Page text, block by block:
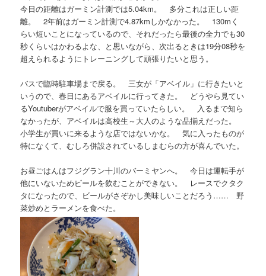
今日の距離はガーミン計測では5.04km。 多分これは正しい距
離。 2年前はガーミン計測で4.87kmしかなかった。 130mく
らい短いことになっているので、それだったら最後の全力でも30
秒くらいはかわるよな、と思いながら、次出るときは19分08秒を
超えられるようにトレーニングして頑張りたいと思う。
バスで臨時駐車場まで戻る。 三女が「アベイル」に行きたいと
いうので、春日にあるアベイルに行ってきた。 どうやら見てい
るYoutuberがアベイルで服を買っていたらしい。 入るまで知ら
なかったが、アベイルは高校生～大人のような品揃えだった。
小学生が買いに来るような店ではないかな。 気に入ったものが
特になくて、むしろ併設されているしまむらの方が喜んでいた。
お昼ごはんはフジグラン十川のバーミヤンへ。 今日は運転手が
他にいないためビールを飲むことができない。 レースでクタク
タになったので、ビールがさぞかし美味しいことだろう…… 野
菜炒めとラーメンを食べた。